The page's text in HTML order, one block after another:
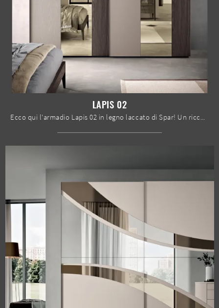
LAPIS 02
Ecco qui l'armadio Lapis 02 in legno laccato di Spar! Un ricco catalogo di armadi a muro con ante scorrevoli.